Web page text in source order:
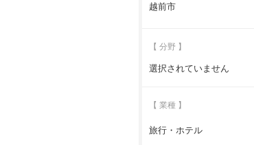
越前市
【 分野 】
選択されていません
【 業種 】
旅行・ホテル